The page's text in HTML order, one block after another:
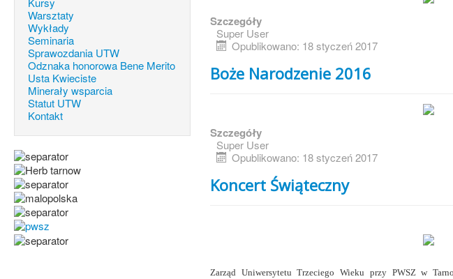
Warsztaty
Wykłady
Seminaria
Sprawozdania UTW
Odznaka honorowa Bene Merito
Usta Kwieciste
Minerały wsparcia
Statut UTW
Kontakt
Szczegóły
Super User
Opublikowano: 18 styczeń 2017
Boże Narodzenie 2016
Szczegóły
Super User
Opublikowano: 18 styczeń 2017
Koncert Świąteczny
Zarząd Uniwersytetu Trzeciego Wieku przy PWSZ w